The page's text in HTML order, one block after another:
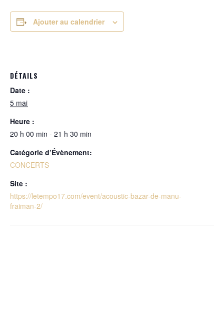
Ajouter au calendrier
DÉTAILS
Date :
5 mai
Heure :
20 h 00 min - 21 h 30 min
Catégorie d’Évènement:
CONCERTS
Site :
https://letempo17.com/event/acoustic-bazar-de-manu-
fraiman-2/